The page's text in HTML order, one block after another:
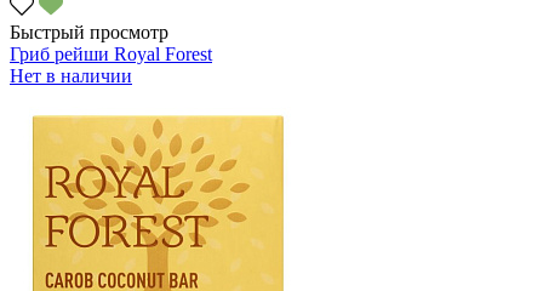
Быстрый просмотр
Гриб рейши Royal Forest
Нет в наличии